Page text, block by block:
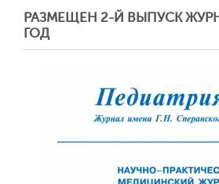
РАЗМЕЩЕН 2-Й ВЫПУСК
ГОД